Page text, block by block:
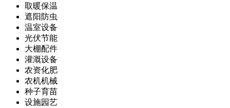
取暖保温
遮阳防虫
温室设备
光伏节能
大棚配件
灌溉设备
农资化肥
农机机械
种子育苗
设施园艺